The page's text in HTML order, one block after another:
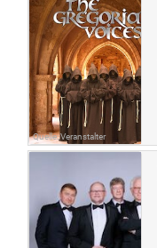
Quelle: Veranstalter